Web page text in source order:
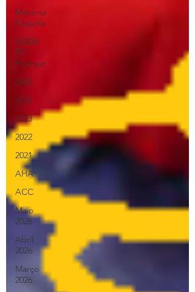
Mora na
Filosofia
SGEM
PT
Podcast
2025
2024
2023
2022
2021
AHA
ACC
Maio
2026
Abril
2026
Março
2026